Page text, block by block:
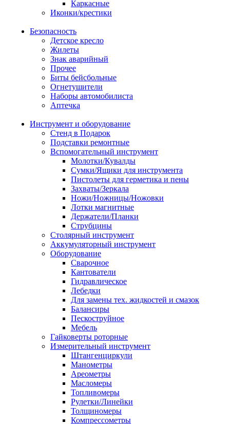
Каркасные
Иконки/крестики
Безопасность
Детское кресло
Жилеты
Знак аварийный
Прочее
Биты бейсбольные
Огнетушители
Наборы автомобилиста
Аптечка
Инструмент и оборудование
Стенд в Подарок
Подставки ремонтные
Вспомогательный инструмент
Молотки/Кувалды
Сумки/Ящики для инструмента
Пистолеты для герметика и пены
Захваты/Зеркала
Ножи/Ножницы/Ножовки
Лотки магнитные
Держатели/Планки
Струбцины
Столярный инструмент
Аккумуляторный инструмент
Оборудование
Сварочное
Кантователи
Гидравлическое
Лебедки
Для замены тех. жидкостей и смазок
Балансиры
Пескоструйное
Мебель
Гайковерты роторные
Измерительный инструмент
Штангенциркули
Манометры
Ареометры
Масломеры
Топливомеры
Рулетки/Линейки
Толщиномеры
Компрессометры